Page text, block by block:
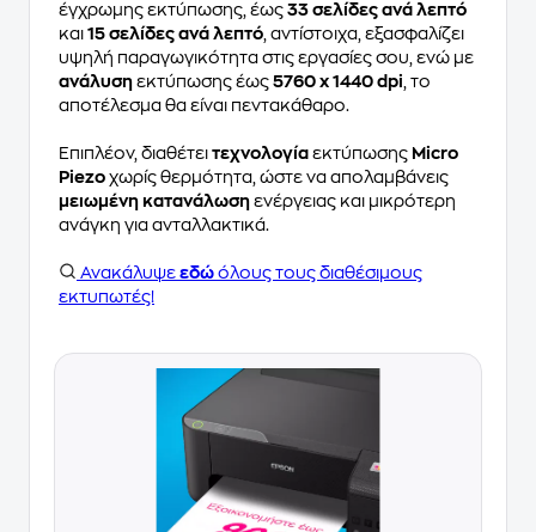
έγχρωμης εκτύπωσης, έως 33 σελίδες ανά λεπτό
και 15 σελίδες ανά λεπτό , αντίστοιχα, εξασφαλίζει
υψηλή παραγωγικότητα στις εργασίες σου, ενώ με
ανάλυση εκτύπωσης έως 5760 x 1440 dpi , το
αποτέλεσμα θα είναι πεντακάθαρο.
Επιπλέον, διαθέτει τεχνολογία εκτύπωσης Micro
Piezo χωρίς θερμότητα, ώστε να απολαμβάνεις
μειωμένη κατανάλωση ενέργειας και μικρότερη
ανάγκη για ανταλλακτικά.
Ανακάλυψε εδώ όλους τους διαθέσιμους
εκτυπωτές!